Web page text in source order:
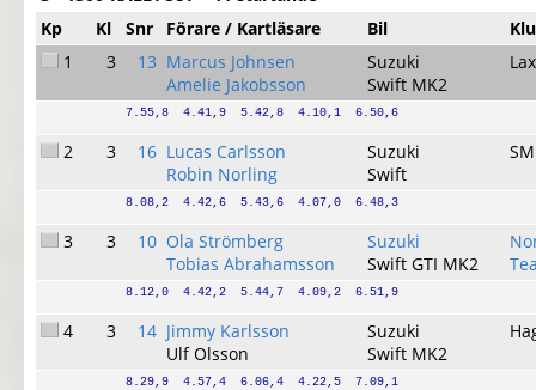
Kp
Kl Snr Förare / Kartläsare Bil
1
3 13 Marcus Johnsen
Amelie Jakobsson
Suzuki
Swift MK2
7.55,8  4.41,9  5.42,8  4.10,1  6.50,6
2 3 16 Lucas Carlsson
Robin Norling
Suzuki
Swift
8.08,2  4.42,6  5.43,6  4.07,0  6.48,3
3 3 10 Ola Strömberg
Tobias Abrahamsson
Suzuki
Swift GTI MK2
8.12,0  4.42,2  5.44,7  4.09,2  6.51,9
4 3 14 Jimmy Karlsson
Ulf Olsson
Suzuki
Swift MK2
8.29,9  4.57,4  6.06,4  4.22,5  7.09,1